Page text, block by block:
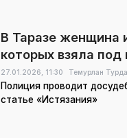
В Таразе женщина
которых взяла под
27.01.2026, 11:30 Темурлан
Полиция проводит
статье «Истязания»